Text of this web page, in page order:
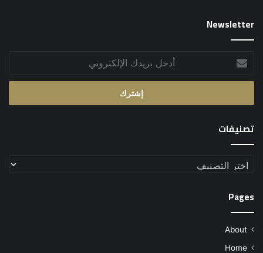
Newsletter
أدخل
بريدك
الإلكتروني
تصنيفات
تصنيفات
Pages
About
Home